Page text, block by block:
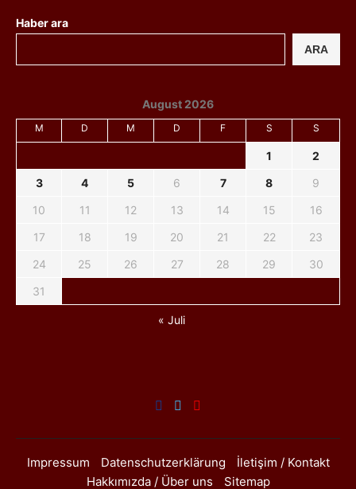
Haber ara
ARA
August 2026
M D M D F S S
1
2
3
4 5 6 7 8
9
10
11 12 13 14 15
16
17
18 19 20 21 22
23
24
25 26 27 28 29
30
31
« Juli
Impressum Datenschutzerklärung
İletişim / Kontakt
Hakkımızda / Über uns
Sitemap